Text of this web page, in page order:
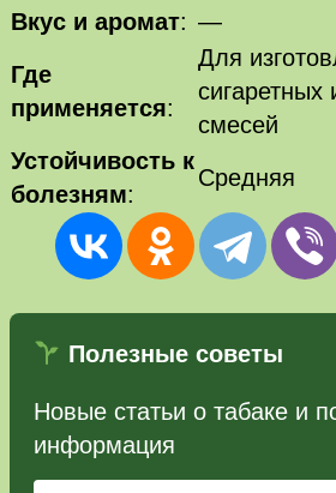
Вкус и аромат: —
Где
применяется:
Для
сигаретных
смесей
Устойчивость к
болезням:
Средняя
Полезные советы
Новые статьи о табаке и
информация